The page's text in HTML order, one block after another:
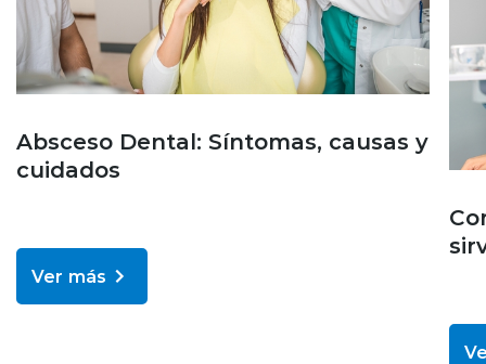
Absceso Dental: Síntomas, causas y
cuidados
Ver más